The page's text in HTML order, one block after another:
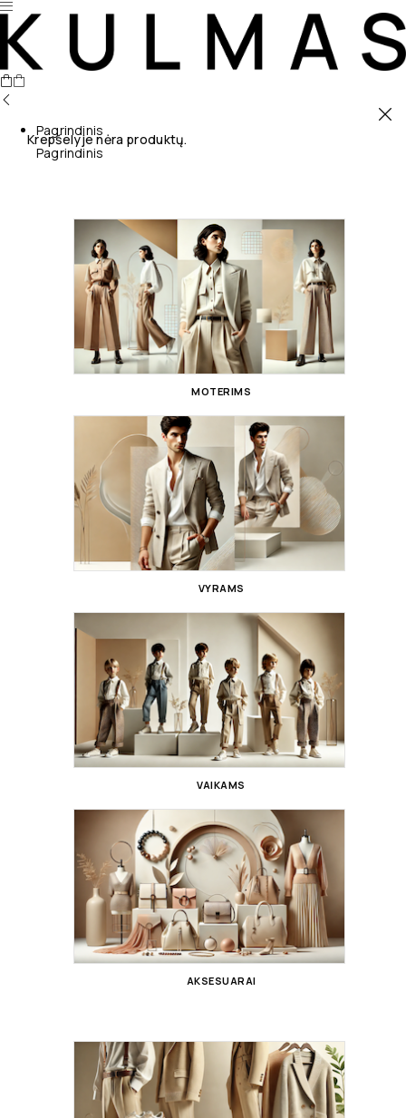
Krepšelyje nėra produktų.
Pagrindinis
Pagrindinis
MOTERIMS
VYRAMS
VAIKAMS
AKSESUARAI